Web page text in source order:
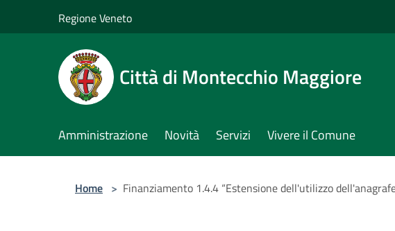
Regione Veneto
Città di Montecchio Maggiore
Amministrazione Novità Servizi Vivere il Comune
Home > Finanziamento 1.4.4 “Estensione dell'utilizzo